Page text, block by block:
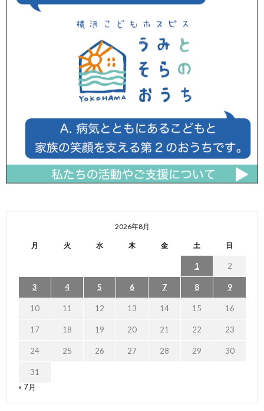
2026年8月
月 火 水 木 金 土 日
1 2
3 4 5 6 7 8 9
10 11 12 13 14 15 16
17 18 19 20 21 22 23
24 25 26 27 28 29 30
31
« 7月